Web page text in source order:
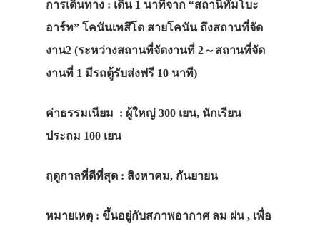
การเดินทาง : เดิน 1 นาทีจาก “สถานีทัมโบะ
อาร์ท” โคนันเทสึโด สายโคนัน ถึงสถานที่จัด
งาน2 (ระหว่างสถานที่จัดงานที่ 2～สถานที่จัด
งานที่ 1 มีรถตู้รับส่งฟรี 10 นาที)
ค่าธรรมเนียม : ผู้ใหญ่ 300 เยน, นักเรียน
ประถม 100 เยน
ฤดูกาลที่ดีที่สุด : สิงหาคม, กันยายน
หมายเหตุ : ขึ้นอยู่กับสภาพอากาศ ลม ฝน , เพื่อ